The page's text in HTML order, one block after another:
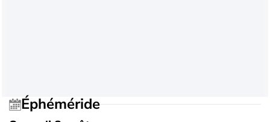
Éphéméride